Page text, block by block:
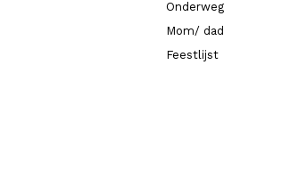
Onderweg
Mom/ dad
Feestlijst